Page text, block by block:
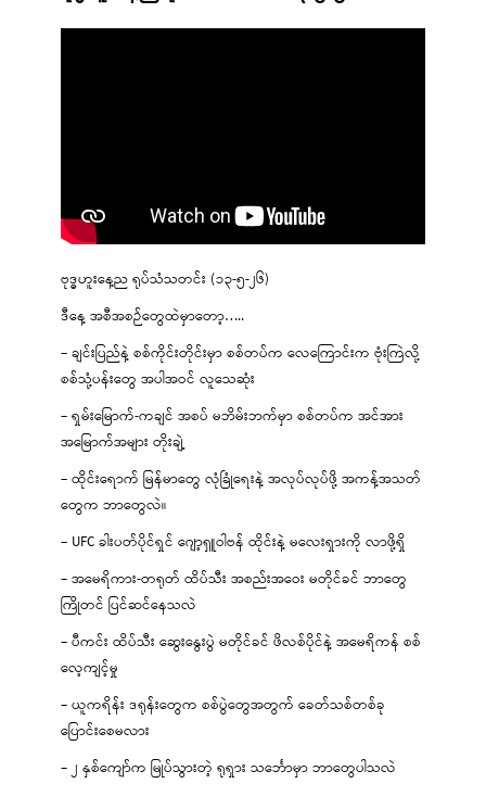
ဗုဒ္ဓဟူးနေ့ည ရုပ်သံသတင်း (၁၃-၅-၂၆)
ဒီနေ့ အစီအစဉ်တွေထဲမှာတော့…..
– ချင်းပြည်နဲ့ စစ်ကိုင်းတိုင်းမှာ စစ်တပ်က လေကြောင်းက ဗုံးကြဲလို့
စစ်သုံ့ပန်းတွေ အပါအဝင် လူသေဆုံး
– ရှမ်းမြောက်-ကချင် အစပ် မဘိမ်းဘက်မှာ စစ်တပ်က အင်အား
အမြောက်အများ တိုးချဲ့
– ထိုင်းရောက် မြန်မာတွေ လုံခြုံရေးနဲ့ အလုပ်လုပ်ဖို့ အကန့်အသတ်
တွေက ဘာတွေလဲ။
– UFC ခါးပတ်ပိုင်ရှင် ဂျော့ရှူဝါဗန် ထိုင်းနဲ့ မလေးရှားကို လာဖို့ရှိ
– အမေရိကား-တရုတ် ထိပ်သီး အစည်းအဝေး မတိုင်ခင် ဘာတွေ
ကြိုတင် ပြင်ဆင်နေသလဲ
– ပီကင်း ထိပ်သီး ဆွေးနွေးပွဲ မတိုင်ခင် ဖိလစ်ပိုင်နဲ့ အမေရိကန် စစ်
လေ့ကျင့်မှု
– ယူကရိန်း ဒရုန်းတွေက စစ်ပွဲတွေအတွက် ခေတ်သစ်တစ်ခု
ပြောင်းစေမလား
– ၂ နှစ်ကျော်က မြုပ်သွားတဲ့ ရုရှား သင်္ဘောမှာ ဘာတွေပါသလဲ